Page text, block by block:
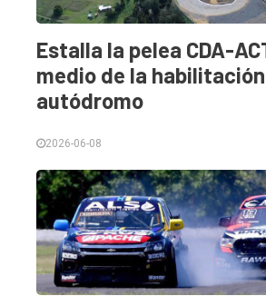
Estalla la pelea CDA-
medio de la
autódromo
2026-06-08